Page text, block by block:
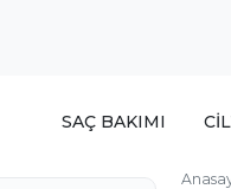
SAÇ BAKIMI